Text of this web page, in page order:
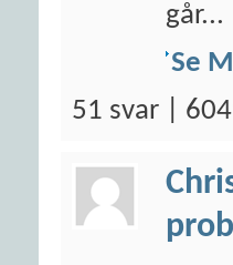
går...
Se
51 svar |